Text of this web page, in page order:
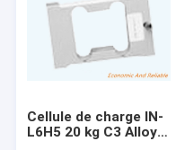
Cellule de charge IN-
L6H5 20 kg C3 Alloy